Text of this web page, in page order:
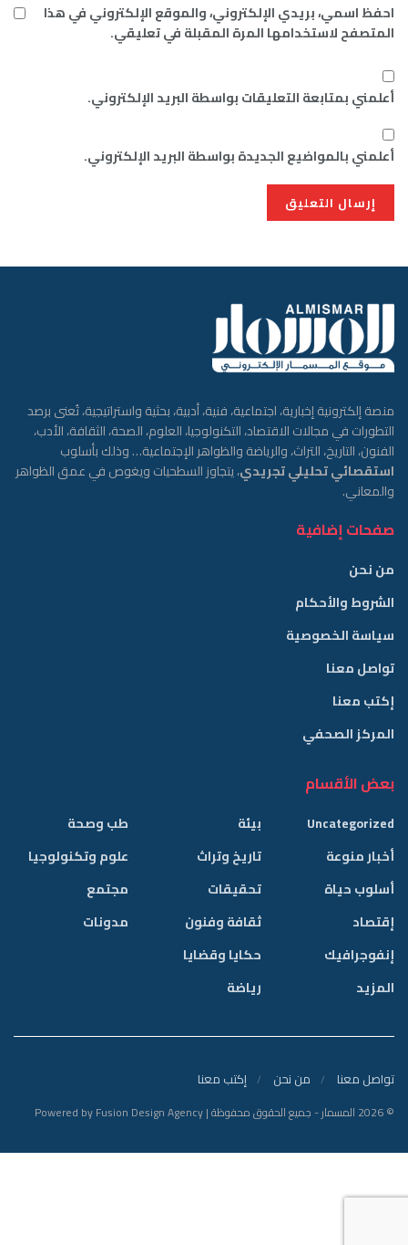
احفظ اسمي، بريدي الإلكتروني، والموقع الإلكتروني في هذا
المتصفح لاستخدامها المرة المقبلة في تعليقي.
أعلمني بمتابعة التعليقات بواسطة البريد الإلكتروني.
أعلمني بالمواضيع الجديدة بواسطة البريد الإلكتروني.
منصة إلكترونية إخبارية، اجتماعية، فنية، أدبية، بحثية واستراتيجية، تُعنى برصد
التطورات في مجالات الاقتصاد، التكنولوجيا، العلوم، الصحة، الثقافة، الأدب،
الفنون، التاريخ، التراث، والرياضة والظواهر الإجتماعية… وذلك بأسلوب
استقصائي تحليلي تجريدي، يتجاوز السطحيات ويغوص في عمق الظواهر
والمعاني.
صفحات إضافية
من نحن
الشروط والأحكام
سياسة الخصوصية
تواصل معنا
إكتب معنا
المركز الصحفي
بعض الأقسام
Uncategorized
أخبار منوعة
أسلوب حياة
إقتصاد
إنفوجرافيك
المزيد
بيئة
تاريخ وتراث
تحقيقات
ثقافة وفنون
حكايا وقضايا
رياضة
طب وصحة
علوم وتكنولوجيا
مجتمع
مدونات
تواصل معنا من نحن إكتب معنا